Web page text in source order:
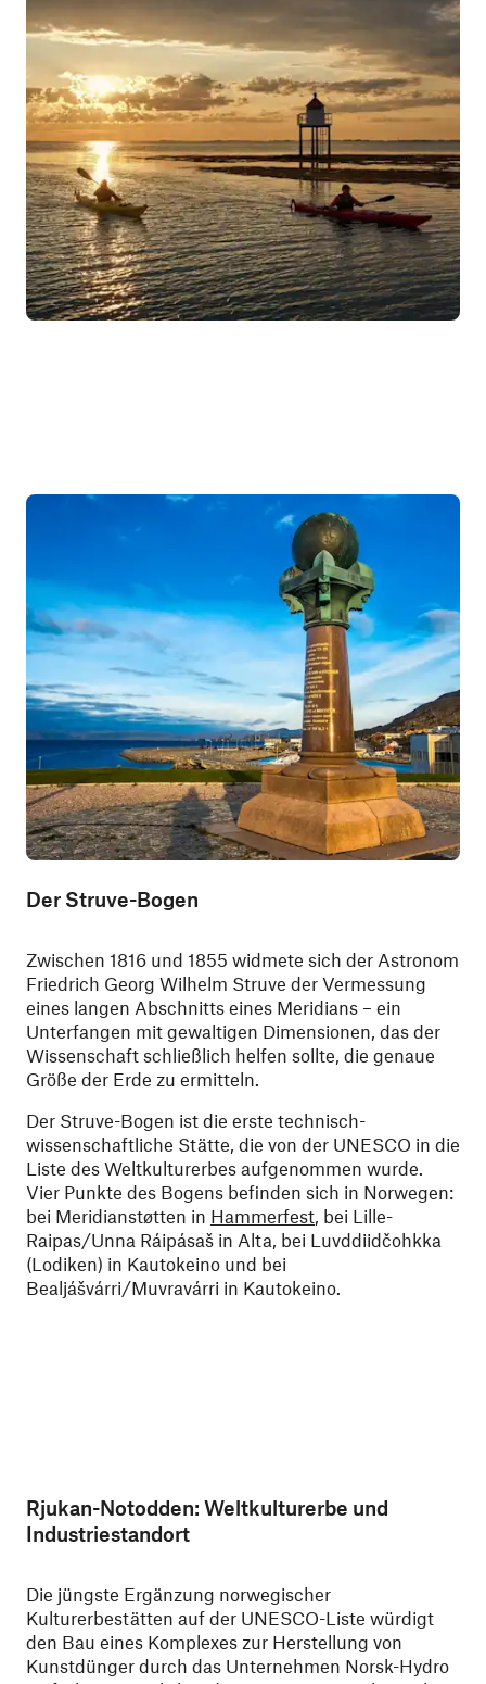
Der Struve-Bogen
Zwischen 1816 und 1855 widmete sich der Astronom
Friedrich Georg Wilhelm Struve der Vermessung
eines langen Abschnitts eines Meridians – ein
Unterfangen mit gewaltigen Dimensionen, das der
Wissenschaft schließlich helfen sollte, die genaue
Größe der Erde zu ermitteln.
Der Struve-Bogen ist die erste technisch-
wissenschaftliche Stätte, die von der UNESCO in die
Liste des Weltkulturerbes aufgenommen wurde.
Vier Punkte des Bogens befinden sich in Norwegen:
bei Meridianstøtten in Hammerfest, bei Lille-
Raipas/Unna Ráipásaš in Alta, bei Luvddiidčohkka
(Lodiken) in Kautokeino und bei
Bealjášvárri/Muvravárri in Kautokeino.
Rjukan-Notodden: Weltkulturerbe und
Industriestandort
Die jüngste Ergänzung norwegischer
Kulturerbestätten auf der UNESCO-Liste würdigt
den Bau eines Komplexes zur Herstellung von
Kunstdünger durch das Unternehmen Norsk-Hydro